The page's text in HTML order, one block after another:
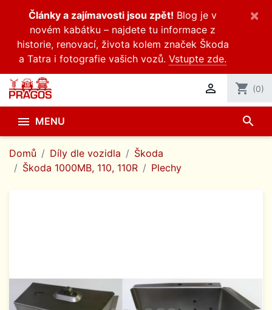
Články a zajímavosti jsou zpět! Blog je v
novém kabátku – najdete tu informace z
historie, renovací, života kolem značek Škoda
a Tatra i fotografie vašich vozů. Vstupte zde.
×
 shopping_cart (0)
 MENU search
Domů Díly dle vozidla
Škoda
Škoda 1000MB, 110, 110R
Plechy